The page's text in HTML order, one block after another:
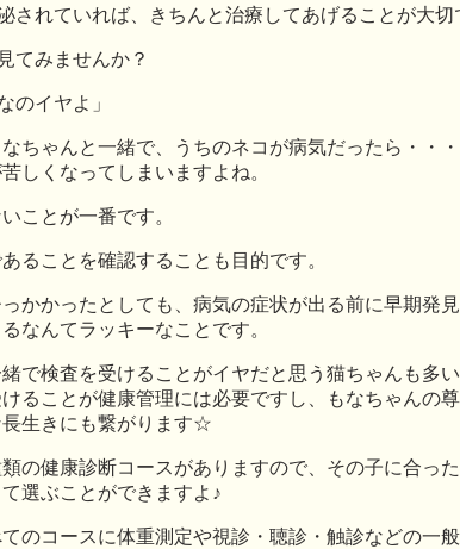
れていれば、きちんと治療してあげることが大切
てみませんか？
のイヤよ」
ちゃんと一緒で、うちのネコが病気だったら・・
しくなってしまいますよね。
ことが一番です。
ることを確認することも目的です。
かかったとしても、病気の症状が出る前に早期発
なんてラッキーなことです。
で検査を受けることがイヤだと思う猫ちゃんも多
ることが健康管理には必要ですし、もなちゃんの
長生きにも繋がります☆
の健康診断コースがありますので、その子に合っ
選ぶことができますよ♪
のコースに体重測定や視診・聴診・触診などの一